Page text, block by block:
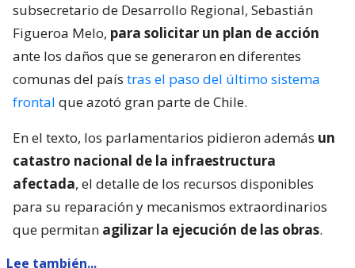
subsecretario de Desarrollo Regional, Sebastián
Figueroa Melo, para solicitar un plan de acción
ante los daños que se generaron en diferentes
comunas del país tras el paso del último sistema
frontal que azotó gran parte de Chile.
En el texto, los parlamentarios pidieron además un
catastro nacional de la infraestructura
afectada, el detalle de los recursos disponibles
para su reparación y mecanismos extraordinarios
que permitan agilizar la ejecución de las obras.
Lee también...